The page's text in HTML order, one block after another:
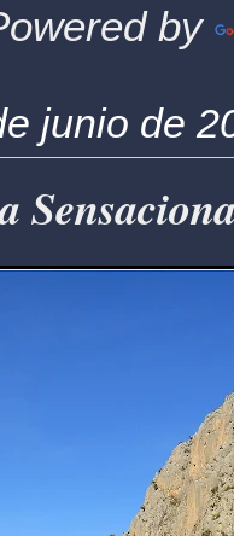
by
junio de